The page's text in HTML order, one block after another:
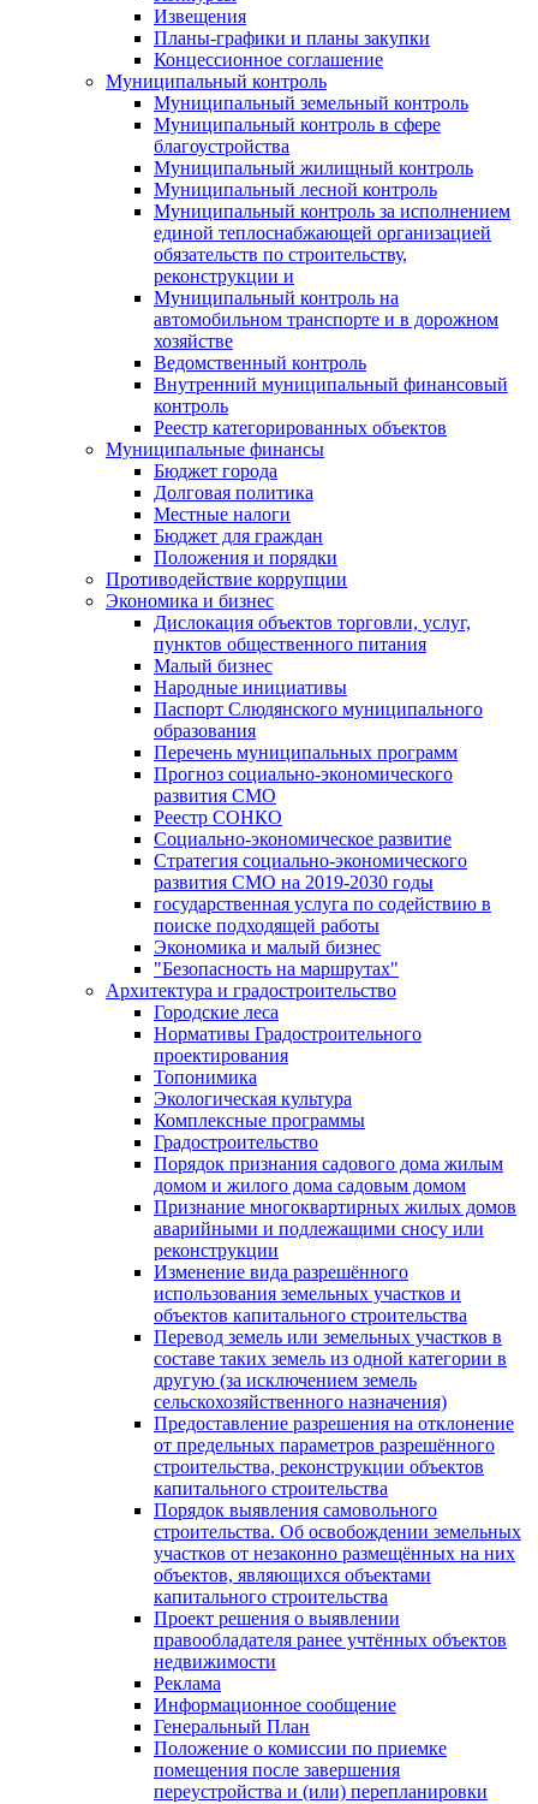
Извещения
Планы-графики и планы закупки
Концессионное соглашение
Муниципальный контроль
Муниципальный земельный контроль
Муниципальный контроль в сфере
благоустройства
Муниципальный жилищный контроль
Муниципальный лесной контроль
Муниципальный контроль за исполнением
единой теплоснабжающей организацией
обязательств по строительству,
реконструкции и
Муниципальный контроль на
автомобильном транспорте и в дорожном
хозяйстве
Ведомственный контроль
Внутренний муниципальный финансовый
контроль
Реестр категорированных объектов
Муниципальные финансы
Бюджет города
Долговая политика
Местные налоги
Бюджет для граждан
Положения и порядки
Противодействие коррупции
Экономика и бизнес
Дислокация объектов торговли, услуг,
пунктов общественного питания
Малый бизнес
Народные инициативы
Паспорт Слюдянского муниципального
образования
Перечень муниципальных программ
Прогноз социально-экономического
развития СМО
Реестр СОНКО
Социально-экономическое развитие
Стратегия социально-экономического
развития СМО на 2019-2030 годы
государственная услуга по содействию в
поиске подходящей работы
Экономика и малый бизнес
"Безопасность на маршрутах"
Архитектура и градостроительство
Городские леса
Нормативы Градостроительного
проектирования
Топонимика
Экологическая культура
Комплексные программы
Градостроительство
Порядок признания садового дома жилым
домом и жилого дома садовым домом
Признание многоквартирных жилых домов
аварийными и подлежащими сносу или
реконструкции
Изменение вида разрешённого
использования земельных участков и
объектов капитального строительства
Перевод земель или земельных участков в
составе таких земель из одной категории в
другую (за исключением земель
сельскохозяйственного назначения)
Предоставление разрешения на отклонение
от предельных параметров разрешённого
строительства, реконструкции объектов
капитального строительства
Порядок выявления самовольного
строительства. Об освобождении земельных
участков от незаконно размещённых на них
объектов, являющихся объектами
капитального строительства
Проект решения о выявлении
правообладателя ранее учтённых объектов
недвижимости
Реклама
Информационное сообщение
Генеральный План
Положение о комиссии по приемке
помещения после завершения
переустройства и (или) перепланировки